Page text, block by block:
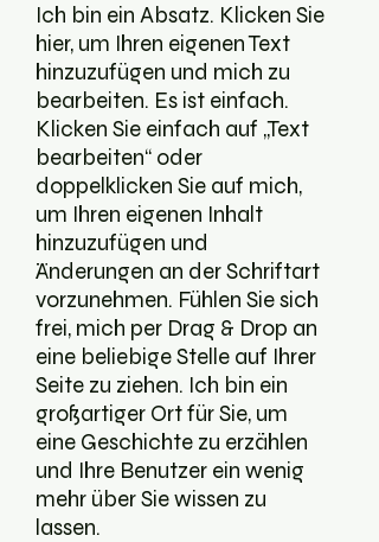
Ich bin ein Absatz. Klicken Sie
hier, um Ihren eigenen Text
hinzuzufügen und mich zu
bearbeiten. Es ist einfach.
Klicken Sie einfach auf „Text
bearbeiten“ oder
doppelklicken Sie auf mich,
um Ihren eigenen Inhalt
hinzuzufügen und
Änderungen an der Schriftart
vorzunehmen. Fühlen Sie sich
frei, mich per Drag & Drop an
eine beliebige Stelle auf Ihrer
Seite zu ziehen. Ich bin ein
großartiger Ort für Sie, um
eine Geschichte zu erzählen
und Ihre Benutzer ein wenig
mehr über Sie wissen zu
lassen.​